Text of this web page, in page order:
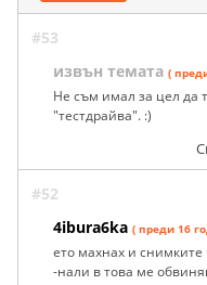
#53
извън темата (
Не съм имал за цел да
"тестдрайва". :)
#52
4ibura6ka ( преди 16
ето махнах и
-нали в това ме